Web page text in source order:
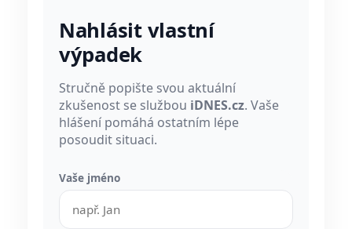
Nahlásit vlastní
výpadek
Stručně popište svou aktuální
zkušenost se službou iDNES.cz. Vaše
hlášení pomáhá ostatním lépe
posoudit situaci.
Vaše jméno